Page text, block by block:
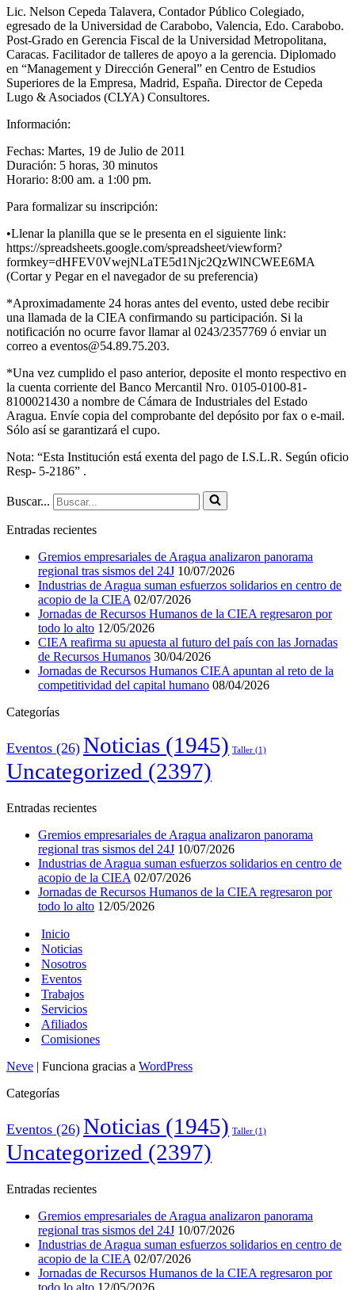
Lic. Nelson Cepeda Talavera, Contador Público Colegiado,
egresado de la Universidad de Carabobo, Valencia, Edo. Carabobo.
Post-Grado en Gerencia Fiscal de la Universidad Metropolitana,
Caracas. Facilitador de talleres de apoyo a la gerencia. Diplomado
en “Management y Dirección General” en Centro de Estudios
Superiores de la Empresa, Madrid, España. Director de Cepeda
Lugo & Asociados (CLYA) Consultores.
Información:
Fechas: Martes, 19 de Julio de 2011
Duración: 5 horas, 30 minutos
Horario: 8:00 am. a 1:00 pm.
Para formalizar su inscripción:
•Llenar la planilla que se le presenta en el siguiente link:
https://spreadsheets.google.com/spreadsheet/viewform?
formkey=dHFEV0VwejNLaTE5d1Njc2QzWlNCWEE6MA
(Cortar y Pegar en el navegador de su preferencia)
*Aproximadamente 24 horas antes del evento, usted debe recibir
una llamada de la CIEA confirmando su participación. Si la
notificación no ocurre favor llamar al 0243/2357769 ó enviar un
correo a eventos@54.89.75.203.
*Una vez cumplido el paso anterior, deposite el monto respectivo en
la cuenta corriente del Banco Mercantil Nro. 0105-0100-81-
8100021430 a nombre de Cámara de Industriales del Estado
Aragua. Envíe copia del comprobante del depósito por fax o e-mail.
Sólo así se garantizará el cupo.
Nota: “Esta Institución está exenta del pago de I.S.L.R. Según oficio
Resp- 5-2186” .
Buscar...
Entradas recientes
Gremios empresariales de Aragua analizaron panorama
regional tras sismos del 24J 10/07/2026
Industrias de Aragua suman esfuerzos solidarios en centro de
acopio de la CIEA 02/07/2026
Jornadas de Recursos Humanos de la CIEA regresaron por
todo lo alto 12/05/2026
CIEA reafirma su apuesta al futuro del país con las Jornadas
de Recursos Humanos 30/04/2026
Jornadas de Recursos Humanos CIEA apuntan al reto de la
competitividad del capital humano 08/04/2026
Categorías
Eventos (26) Noticias (1945) Taller (1)
Uncategorized (2397)
Entradas recientes
Gremios empresariales de Aragua analizaron panorama
regional tras sismos del 24J 10/07/2026
Industrias de Aragua suman esfuerzos solidarios en centro de
acopio de la CIEA 02/07/2026
Jornadas de Recursos Humanos de la CIEA regresaron por
todo lo alto 12/05/2026
Inicio
Noticias
Nosotros
Eventos
Trabajos
Servicios
Afiliados
Comisiones
Neve | Funciona gracias a WordPress
Categorías
Eventos (26) Noticias (1945) Taller (1)
Uncategorized (2397)
Entradas recientes
Gremios empresariales de Aragua analizaron panorama
regional tras sismos del 24J 10/07/2026
Industrias de Aragua suman esfuerzos solidarios en centro de
acopio de la CIEA 02/07/2026
Jornadas de Recursos Humanos de la CIEA regresaron por
todo lo alto 12/05/2026